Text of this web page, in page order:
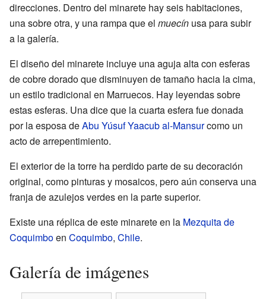
direcciones. Dentro del minarete hay seis habitaciones,
una sobre otra, y una rampa que el muecín usa para subir
a la galería.
El diseño del minarete incluye una aguja alta con esferas
de cobre dorado que disminuyen de tamaño hacia la cima,
un estilo tradicional en Marruecos. Hay leyendas sobre
estas esferas. Una dice que la cuarta esfera fue donada
por la esposa deAbu Yúsuf Yaacub al-Mansurcomo un
acto de arrepentimiento.
El exterior de la torre ha perdido parte de su decoración
original, como pinturas y mosaicos, pero aún conserva una
franja de azulejos verdes en la parte superior.
Existe una réplica de este minarete en la Mezquita de
Coquimboen Coquimbo, Chile.
Galería de imágenes